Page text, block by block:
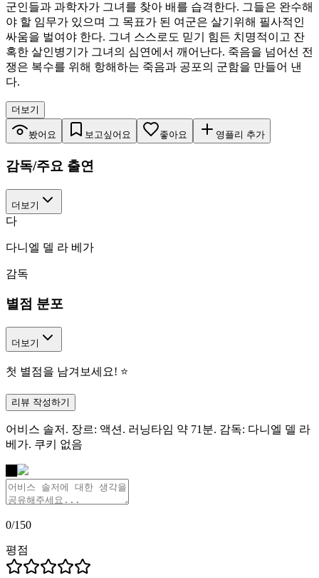
군인들과 과학자가 그녀를 찾아 배를 습격한다. 그들은 완수해
야 할 임무가 있으며 그 목표가 된 여군은 살기위해 필사적인
싸움을 벌여야 한다. 그녀 스스로도 믿기 힘든 치명적이고 잔
혹한 살인병기가 그녀의 심연에서 깨어난다. 죽음을 넘어선 전
쟁은 복수를 위해 항해하는 죽음과 공포의 군함을 만들어 낸
다.
더보기
봤어요 보고싶어요 좋아요 영플리 추가
감독/주요 출연
더보기
다
다니엘 델 라 베가
감독
별점 분포
더보기
첫 별점을 남겨보세요! ⭐
리뷰 작성하기
어비스 솔저. 장르: 액션. 러닝타임 약 71분. 감독: 다니엘 델 라
베가. 쿠키 없음
0/150
평점